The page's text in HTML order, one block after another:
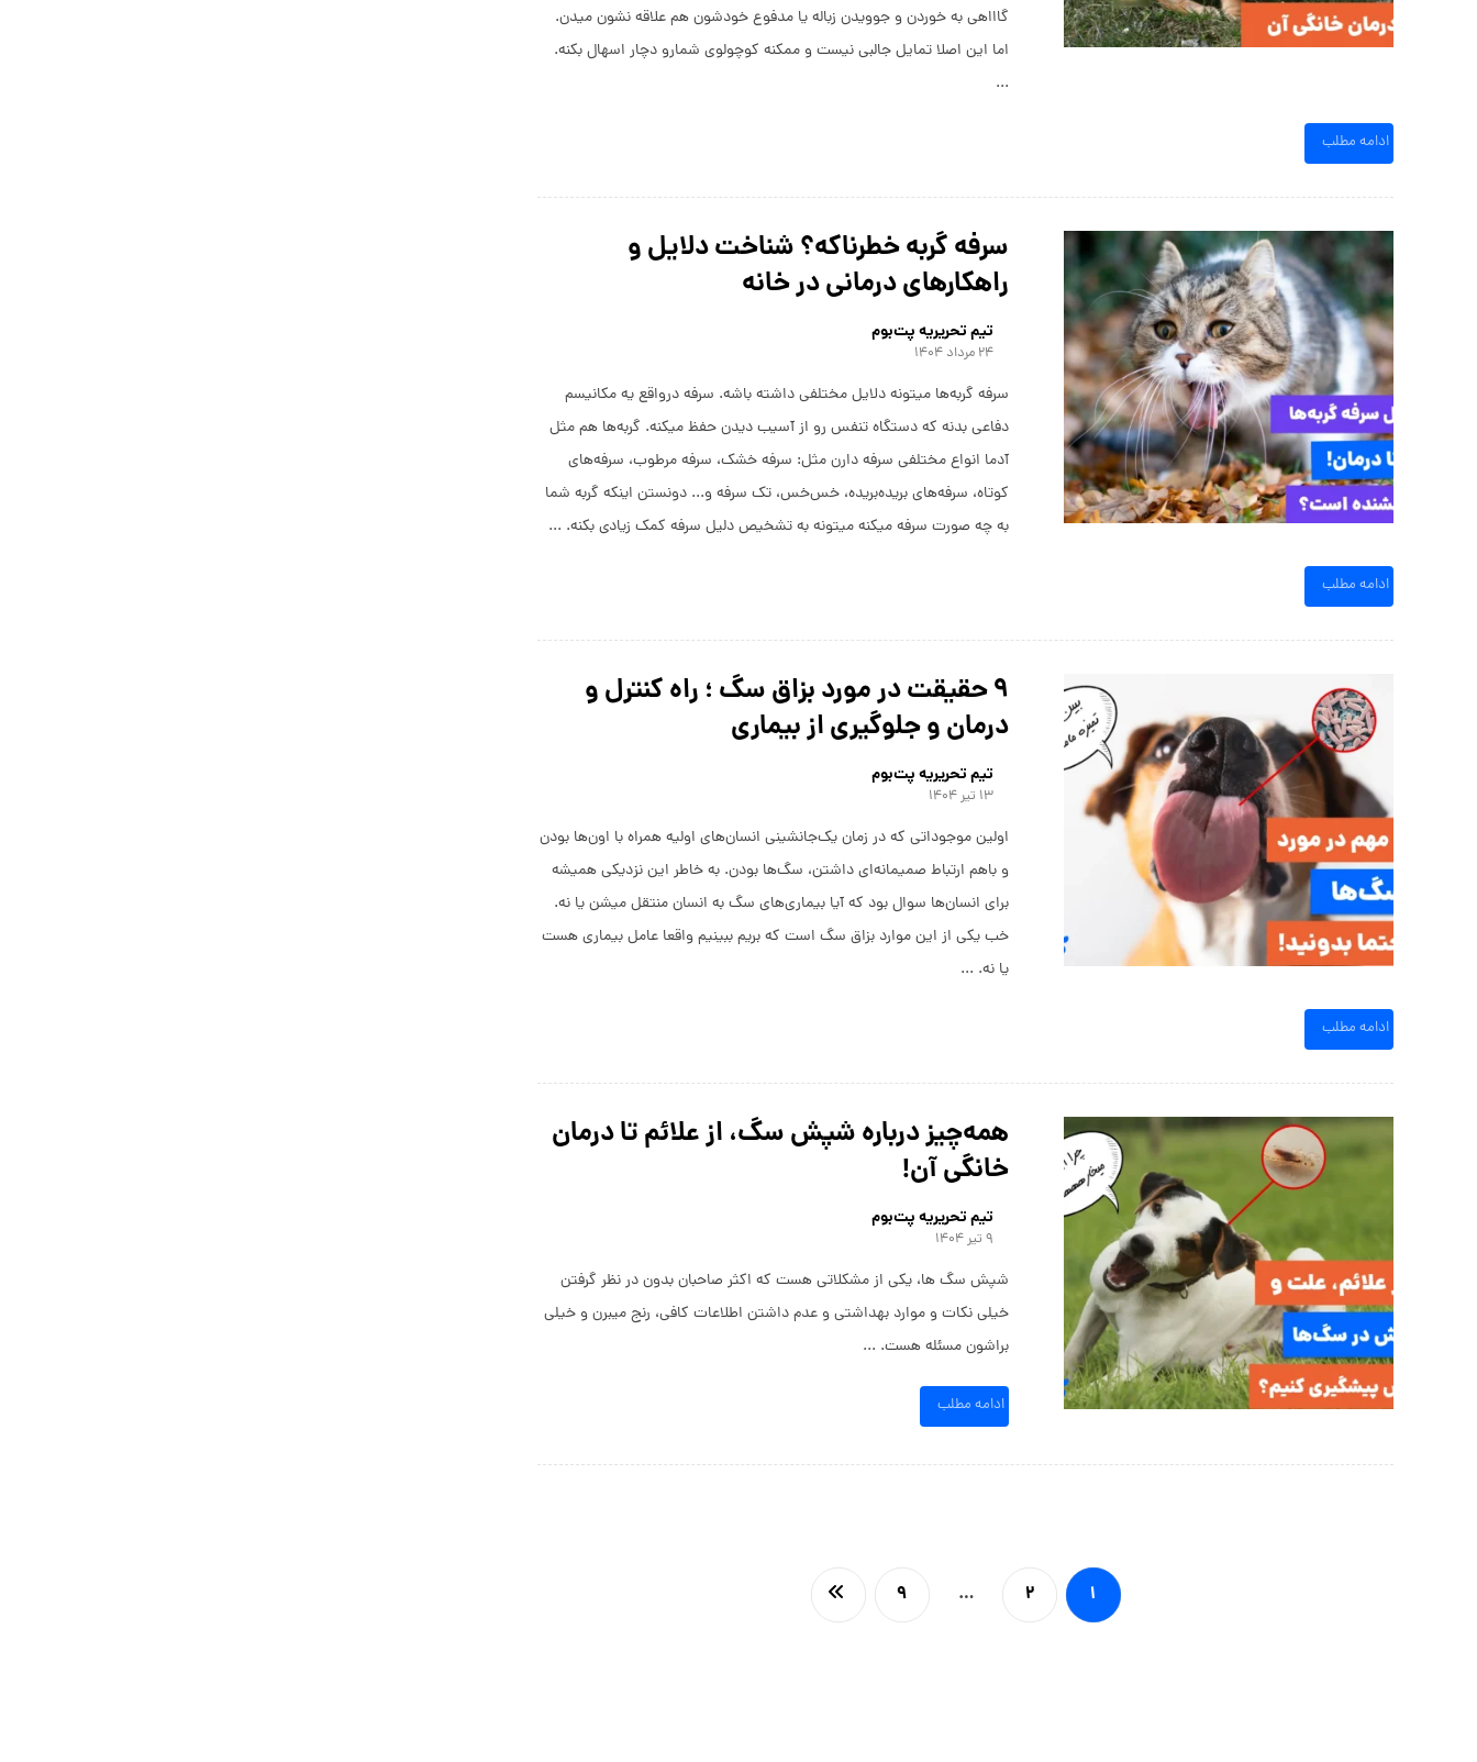
گاااهی به خوردن و جوویدن زباله یا مدفوع خودشون هم علاقه نشون میدن.
اما این اصلا تمایل جالبی نیست و ممکنه کوچولوی شمارو دچار اسهال بکنه.
...
ادامه مطلب
سرفه گربه خطرناکه؟ شناخت دلایل و
راهکارهای درمانی در خانه
تیم تحریریه پت‌بوم
۲۴ مرداد ۱۴۰۴
سرفه گربه‌ها میتونه دلایل مختلفی داشته باشه. سرفه درواقع یه مکانیسم
دفاعی بدنه که دستگاه تنفس رو از آسیب دیدن حفظ میکنه. گربه‌ها هم مثل
آدما انواع مختلفی سرفه دارن مثل: سرفه خشک، سرفه مرطوب، سرفه‌های
کوتاه، سرفه‌‌‌های بریده‌بریده، خس‌خس، تک سرفه و... دونستن اینکه گربه شما
به چه صورت سرفه میکنه میتونه به تشخیص دلیل سرفه کمک زیادی بکنه. ...
ادامه مطلب
۹ حقیقت در مورد بزاق سگ ؛ راه کنترل و
درمان و جلوگیری از بیماری
تیم تحریریه پت‌بوم
۱۳ تیر ۱۴۰۴
اولین موجوداتی که در زمان یک‌جا‌نشینی انسان‌های اولیه همراه با اون‌ها بودن
و باهم ارتباط صمیمانه‌ای داشتن، سگ‌ها بودن. به خاطر این نزدیکی همیشه
برای انسان‌ها سوال بود که آیا بیماری‌های سگ به انسان منتقل میشن یا نه.
خب یکی از این موارد بزاق سگ است که بریم ببینیم واقعا عامل بیماری هست
یا نه. ...
ادامه مطلب
همه‌چیز درباره شپش سگ، از علائم تا درمان
خانگی آن!
تیم تحریریه پت‌بوم
۹ تیر ۱۴۰۴
شپش سگ ها، یکی از مشکلاتی هست که اکثر صاحبان بدون در نظر گرفتن
خیلی نکات و موارد بهداشتی و عدم داشتن اطلاعات کافی، رنج میبرن و خیلی
براشون مسئله هست. ...
ادامه مطلب
۱ ۲ … ۹